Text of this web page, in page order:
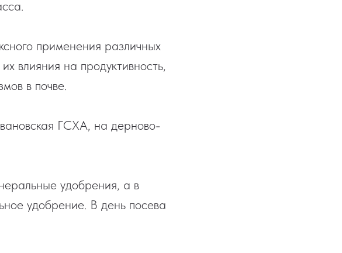
применения различных
влияния на продуктивность,
в почве.
ГСХА, на дерново-
удобрения, а в
удобрение. В день посева